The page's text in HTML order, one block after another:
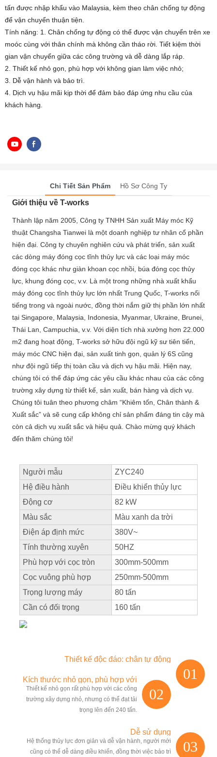
tấn được nhập khẩu vào Malaysia, kèm theo chân chống tự động
để vận chuyển thuận tiện.
Tính năng: 1. Chân chống tự động có thể được vận chuyển trên xe
moóc cùng với thân chính mà không cần tháo rời. Tiết kiệm thời
gian vận chuyển giữa các công trường và dễ dàng lắp ráp.
2. Thiết kế nhỏ gọn, phù hợp với không gian làm việc nhỏ;
3. Dễ vận hành và bảo trì.
4. Dịch vụ hậu mãi kịp thời để đảm bảo đáp ứng nhu cầu của
khách hàng.
Chi Tiết Sản Phẩm Hồ Sơ Công Ty
Giới thiệu về T-works
Thành lập năm 2005, Công ty TNHH Sản xuất Máy móc Kỹ
thuật Changsha Tianwei là một doanh nghiệp tư nhân cổ phần
hiện đại. Công ty chuyên nghiên cứu và phát triển, sản xuất
các dòng máy đóng cọc tĩnh thủy lực và các loại máy móc
đóng cọc khác như giàn khoan cọc nhồi, búa đóng cọc thủy
lực, khung đóng cọc, v.v. Là một trong những nhà xuất khẩu
máy đóng cọc tĩnh thủy lực lớn nhất Trung Quốc, T-works nổi
tiếng trong và ngoài nước, đồng thời nắm giữ thị phần lớn nhất
tại Singapore, Malaysia, Indonesia, Myanmar, Ukraine, Brunei,
Thái Lan, Campuchia, v.v. Với diện tích nhà xưởng hơn 22.000
m2 đang hoạt động, T-works sở hữu đội ngũ kỹ sư tiên tiến,
máy móc CNC hiện đại, sản xuất tinh gọn, quản lý 6S cũng
như đội ngũ tiếp thị toàn cầu và dịch vụ hậu mãi. Hiện nay,
chúng tôi có thể đáp ứng các yêu cầu khác nhau của các công
trường xây dựng từ thiết kế, sản xuất, bán hàng và dịch vụ.
Chúng tôi tuân theo phương châm “Khiêm tốn, Chân thành &
Xuất sắc” và sẽ cung cấp không chỉ sản phẩm đáng tin cậy mà
còn cả dịch vụ xuất sắc và hiệu quả. Chào mừng quý khách
đến thăm chúng tôi!
Người mẫu
ZYC240
Hệ điều hành
Điều khiển thủy lực
Động cơ
82 kW
Màu sắc
Màu xanh da trời
Điện áp định mức
380V~
Tính thường xuyên
50HZ
Phù hợp với cọc tròn
300mm-500mm
Cọc vuông phù hợp
250mm-500mm
Trọng lượng máy
80 tấn
Cần có đối trọng
160 tấn
01
Thiết kế độc đáo: chân tự động
02
Kích thước nhỏ gọn, phù hợp với
diện tích nhỏ.
Thiết kế nhỏ gọn rất phù hợp với các công
trường xây dựng nhỏ, nhưng có thể đạt tải
trọng lên đến 240 tấn.
03
Dễ sử dụng
Hệ thống thủy lực đơn giản và dễ vận hành, người mới
cũng có thể dễ dàng điều khiển, đồng thời việc bảo trì